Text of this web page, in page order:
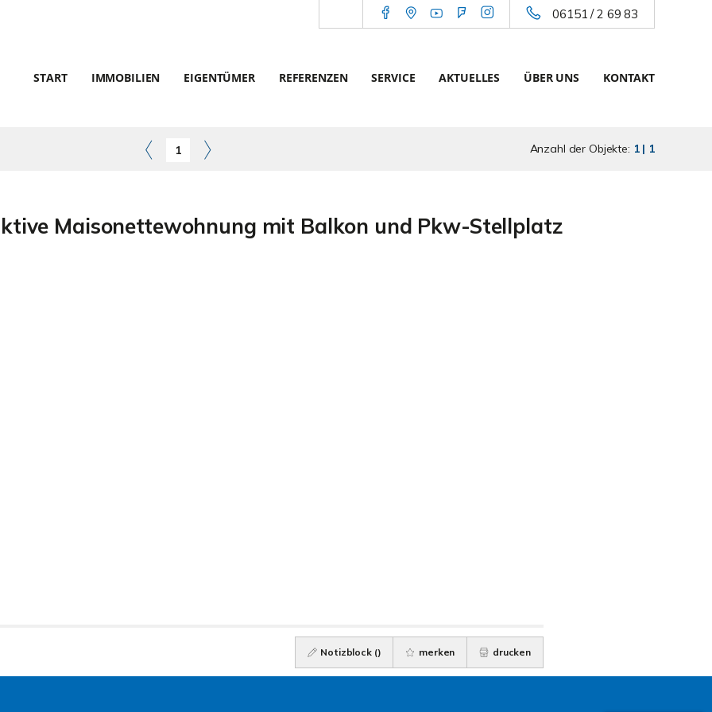
06151 / 2 69 83
START IMMOBILIEN EIGENTÜMER REFERENZEN SERVICE AKTUELLES ÜBER UNS KONTAKT
1 Anzahl der Objekte: 1 | 1
Maisonettewohnung mit Balkon und Pkw-Stellplatz
Notizblock () merken drucken